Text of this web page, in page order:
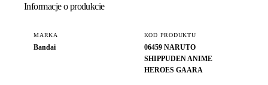
Informacje o produkcie
MARKA
Bandai
KOD PRODUKTU
06459 NARUTO
SHIPPUDEN ANIME
HEROES GAARA